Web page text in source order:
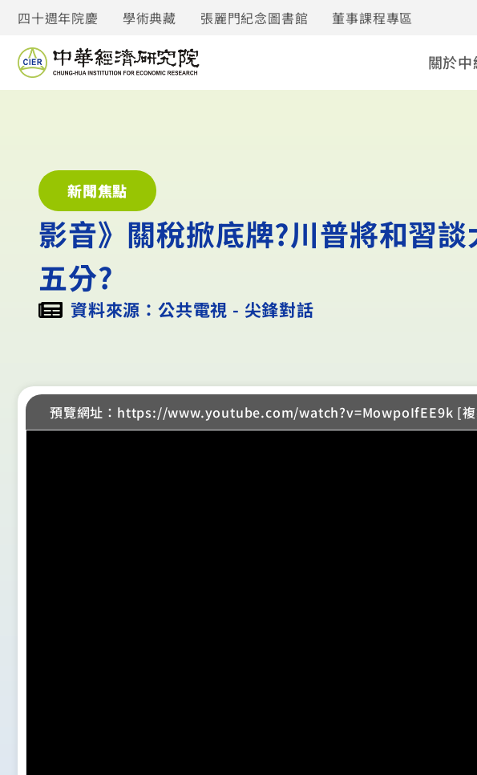
四十週年院慶 學術典藏 張麗門紀念圖書館 董事課程專區
關於
新聞焦點
影音》關稅掀底牌?川普將和習
五分?
資料來源：公共電視 - 尖鋒對話
預覽網址：https://www.youtube.com/watch?v=MowpoIfEE9k [複